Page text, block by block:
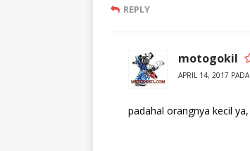
REPLY
motogokil
APRIL 14, 2017
padahal orangnya kecil